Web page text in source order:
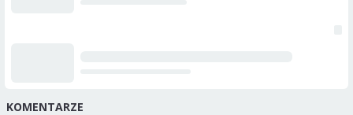
KOMENTARZE